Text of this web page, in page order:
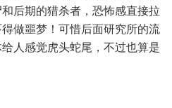
后期的猎杀者，恐怖感直接拉
做噩梦！可惜后面研究所的流
人感觉虎头蛇尾，不过也算是